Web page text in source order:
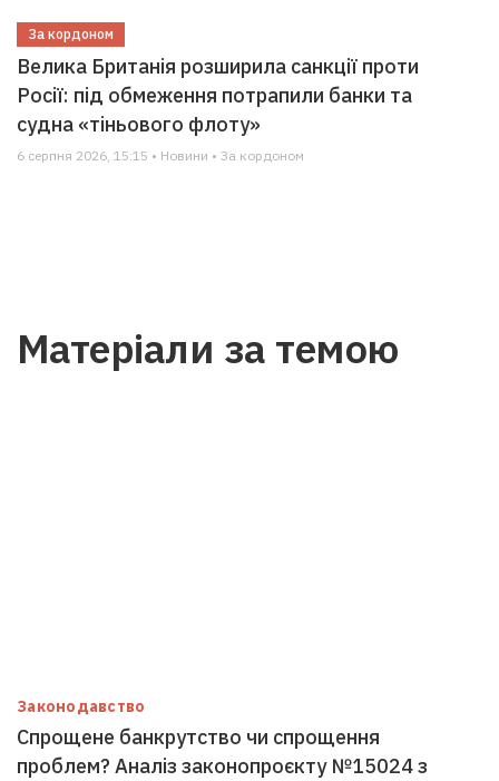
За кордоном
Велика Британія розширила санкції проти
Росії: під обмеження потрапили банки та
судна «тіньового флоту»
6 серпня 2026, 15:15 • Новини • За кордоном
Матеріали за темою
Законодавство
Спрощене банкрутство чи спрощення
проблем? Аналіз законопроєкту №15024 з